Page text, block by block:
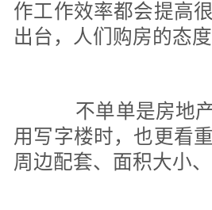
作工作效率都会提高
出台，人们购房的态
不单单是房地产
用写字楼时，也更看
周边配套、面积大小